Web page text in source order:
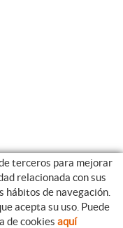
DE COMPRA
terceros para mejorar
relacionada con sus
hábitos de navegación.
acepta su uso. Puede
de cookies aquí